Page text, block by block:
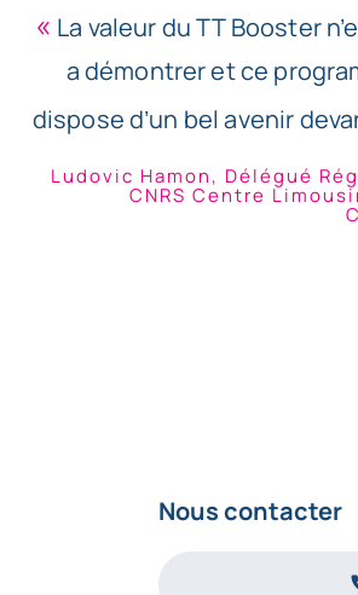
« La valeur du TT Booster
a démontrer et ce
dispose d’un bel avenir
Ludovic Hamon, Délégué
CNRS Centre
Nous contacter